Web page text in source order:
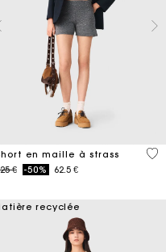
5 Customer Rating
en maille à strass
reduced from
€to-50% 62.5 €
5
recyclée